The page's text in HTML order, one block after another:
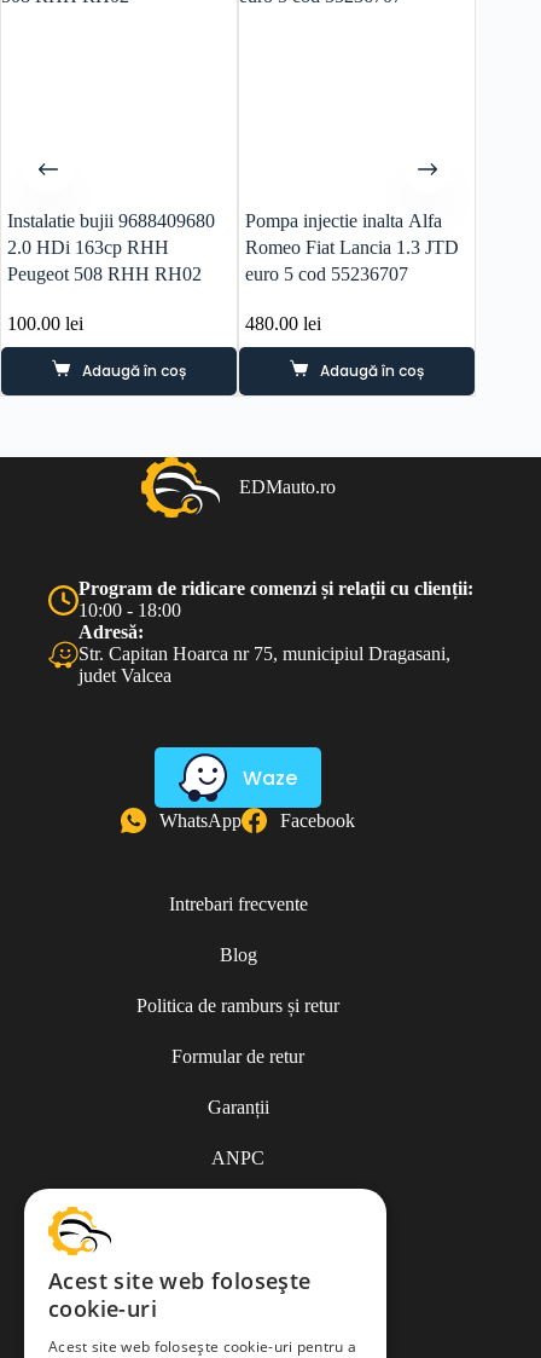
Instalatie bujii 9688409680
2.0 HDi 163cp RHH
Peugeot 508 RHH RH02
100.00 lei
Adaugă în coș
Pompa injectie inalta Alfa
Romeo Fiat Lancia 1.3 JTD
euro 5 cod 55236707
480.00lei
Adaugă în coș
EDMauto.ro
Program de ridicare comenzi și relații cu clienții:
10:00 - 18:00
Adresă:
Str. Capitan Hoarca nr 75, municipiul Dragasani,
judet Valcea
Waze
WhatsApp Facebook
Intrebari frecvente
Blog
Politica de ramburs și retur
Formular de retur
Garanții
ANPC
Termeni și condiții
Acest site web folosește
cookie-uri
Acest site web folosește cookie-uri pentru a